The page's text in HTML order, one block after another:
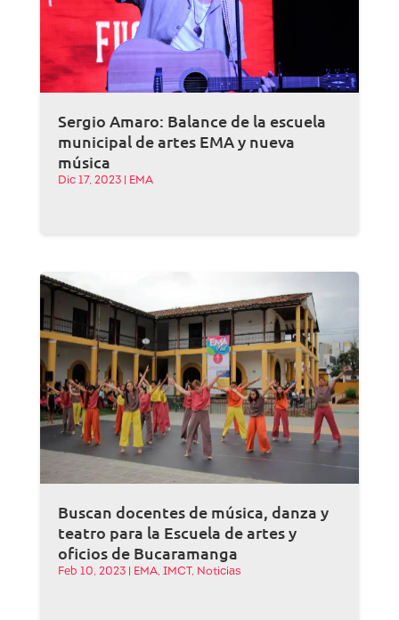
Sergio Amaro: Balance de la escuela
municipal de artes EMA y nueva
música
Dic 17, 2023| EMA
Buscan docentes de música, danza y
teatro para la Escuela de artes y
oficios de Bucaramanga
Feb 10, 2023| EMA, IMCT , Noticias